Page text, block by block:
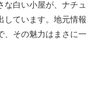
な白い小屋が、ナチュ
しています。地元情報
、その魅力はまさに一